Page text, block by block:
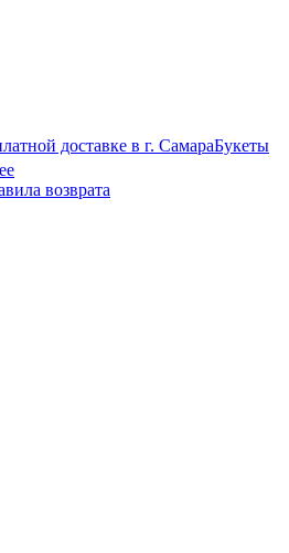
доставке в г. СамараБукеты
возврата